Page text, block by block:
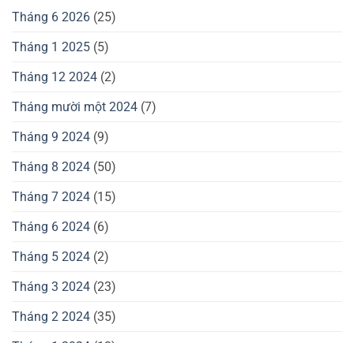
Tháng 6 2026 (25)
Tháng 1 2025 (5)
Tháng 12 2024 (2)
Tháng mười một 2024 (7)
Tháng 9 2024 (9)
Tháng 8 2024 (50)
Tháng 7 2024 (15)
Tháng 6 2024 (6)
Tháng 5 2024 (2)
Tháng 3 2024 (23)
Tháng 2 2024 (35)